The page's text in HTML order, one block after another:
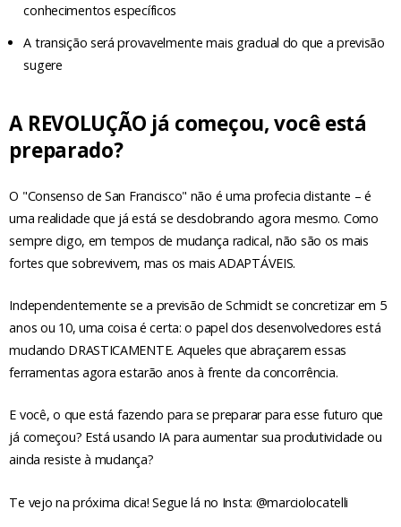
conhecimentos específicos
A transição será provavelmente mais gradual do que a previsão
sugere
A REVOLUÇÃO já começou, você está
preparado?
O "Consenso de San Francisco" não é uma profecia distante – é
uma realidade que já está se desdobrando agora mesmo. Como
sempre digo, em tempos de mudança radical, não são os mais
fortes que sobrevivem, mas os mais ADAPTÁVEIS.
Independentemente se a previsão de Schmidt se concretizar em 5
anos ou 10, uma coisa é certa: o papel dos desenvolvedores está
mudando DRASTICAMENTE. Aqueles que abraçarem essas
ferramentas agora estarão anos à frente da concorrência.
E você, o que está fazendo para se preparar para esse futuro que
já começou? Está usando IA para aumentar sua produtividade ou
ainda resiste à mudança?
Te vejo na próxima dica! Segue lá no Insta: @marciolocatelli